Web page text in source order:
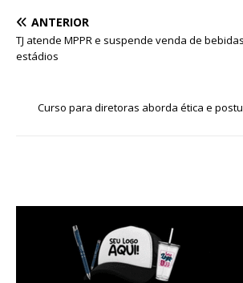
ANTERIOR
TJ atende MPPR e suspende venda de
estádios
Curso para diretoras aborda ética e